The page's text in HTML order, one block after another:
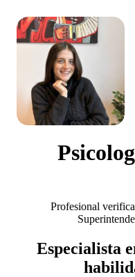
Profesional
Especialista